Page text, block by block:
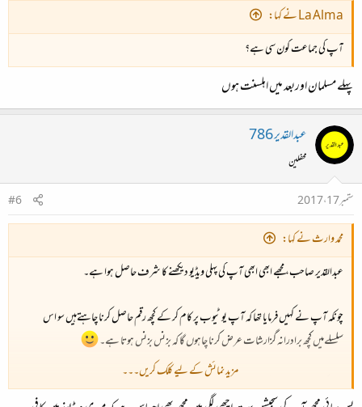
La Alma نے کہا:
آپ کی جماعت کون سی ہے؟
پہلے مسلمان اوربعد میں اہلسنت ہوں
عبدالقدیر 786
محفلین
ستمبر 17، 2017
#6
محمد وارث نے کہا:
عبدالقدیر صاحب، مجھے ابھی ابھی آپ کی پہلی ویڈیو دیکھنے کا شرف حاصل ہوا ہے۔
چونکہ آپ نے کہیں فرمایا تھا کہ آپ یو ٹیوب پر کام کر کے کچھ رقم حاصل کرنا چاہتےہیں سو اس
سلسلےمیں کچھ برادرانہ گزارشات عرض کرنا چاہوں گا کہ بزنس بزنس ہوتا ہے۔
آپ کی اس ویڈیو میں مارکیٹنگ کے لحاظ سے خامیاں ہی خامیاں ہیں:
مزید نمائش کے لیے کلک کریں۔۔۔